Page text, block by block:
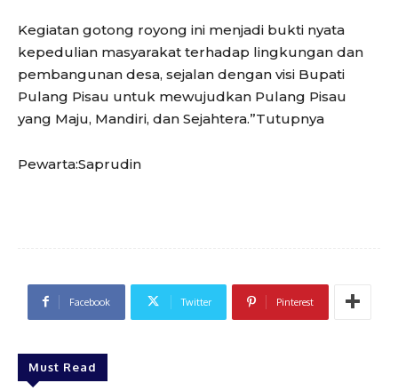
Kegiatan gotong royong ini menjadi bukti nyata
kepedulian masyarakat terhadap lingkungan dan
pembangunan desa, sejalan dengan visi Bupati
Pulang Pisau untuk mewujudkan Pulang Pisau
yang Maju, Mandiri, dan Sejahtera.”Tutupnya
Pewarta:Saprudin
Facebook Twitter Pinterest
Must Read